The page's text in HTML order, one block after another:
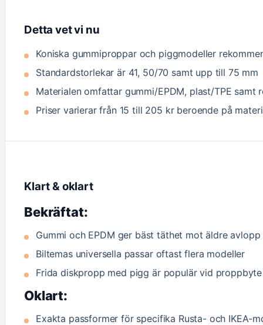
Detta vet vi nu
Koniska gummiproppar och piggmodeller
Standardstorlekar är 41, 50/70 samt upp till 75 mm
Materialen omfattar gummi/EPDM, plast/TPE samt
Priser varierar från 15 till 205 kr beroende på
Klart & oklart
Bekräftat:
Gummi och EPDM ger bäst täthet mot äldre avlopp
Biltemas universella passar oftast flera modeller
Frida diskpropp med pigg är populär vid proppbyte
Oklart:
Exakta passformer för specifika Rusta- och IKEA-